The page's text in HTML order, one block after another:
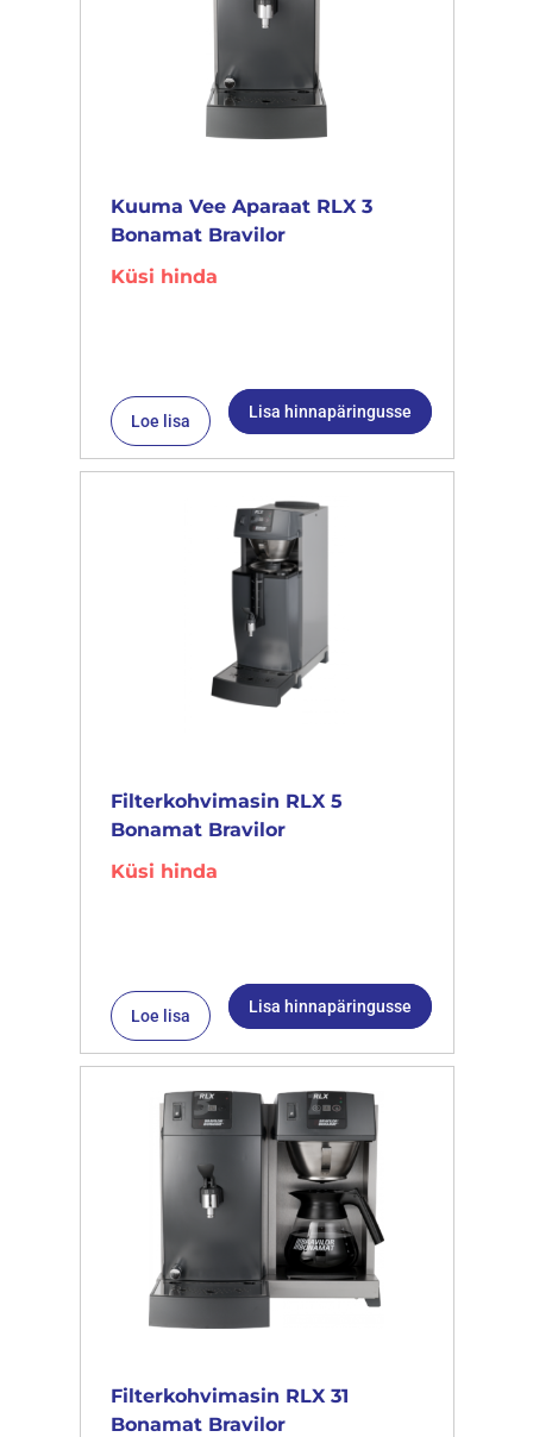
Kuuma Vee Aparaat RLX 3
Bonamat Bravilor
Küsi hinda
Loe lisa Lisa hinnapäringusse
Filterkohvimasin RLX 5
Bonamat Bravilor
Küsi hinda
Loe lisa Lisa hinnapäringusse
Filterkohvimasin RLX 31
Bonamat Bravilor